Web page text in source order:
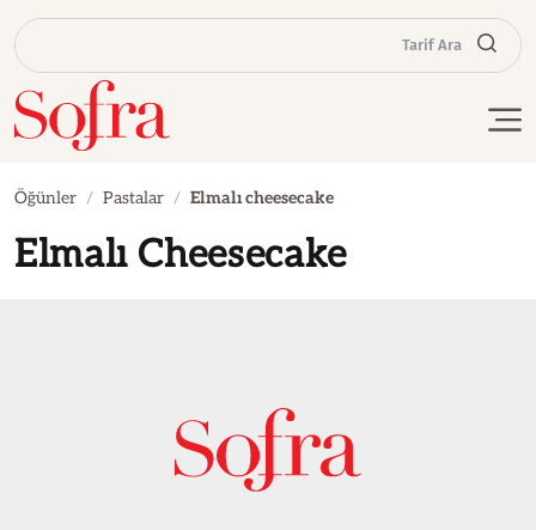
Tarif Ara
Öğünler Pastalar Elmalı cheesecake
Elmalı Cheesecake